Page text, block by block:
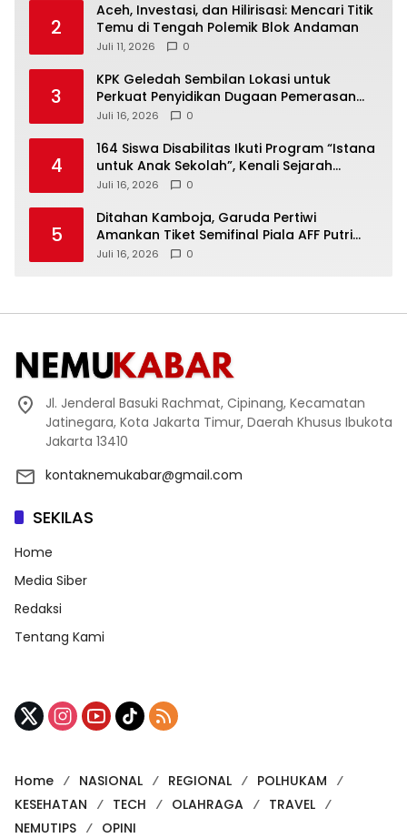
2
Aceh, Investasi, dan Hilirisasi: Mencari Titik
Temu di Tengah Polemik Blok Andaman
Juli 11, 2026 0
3
KPK Geledah Sembilan Lokasi untuk
Perkuat Penyidikan Dugaan Pemerasan
Bupati Sukoharjo Nonaktif
Juli 16, 2026 0
4
164 Siswa Disabilitas Ikuti Program “Istana
untuk Anak Sekolah”, Kenali Sejarah
Bangsa dan Pemerintahan
Juli 16, 2026 0
5
Ditahan Kamboja, Garuda Pertiwi
Amankan Tiket Semifinal Piala AFF Putri
2026
Juli 16, 2026 0
Jl. Jenderal Basuki Rachmat, Cipinang, Kecamatan
Jatinegara, Kota Jakarta Timur, Daerah Khusus Ibukota
Jakarta 13410
kontaknemukabar@gmail.com
SEKILAS
Home
Media Siber
Redaksi
Tentang Kami
Home NASIONAL REGIONAL
POLHUKAM
KESEHATAN
TECH OLAHRAGA
TRAVEL
NEMUTIPS
OPINI